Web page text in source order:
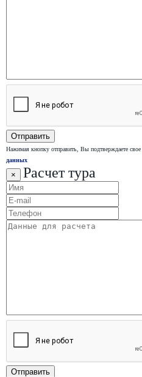
Нажимая кнопку отправить, Вы подтверждаете свое
данных
× Расчет тура